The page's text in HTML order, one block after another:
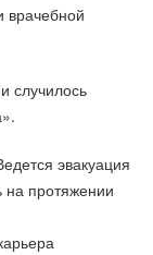
врачебной
случилось
эвакуация
на протяжении